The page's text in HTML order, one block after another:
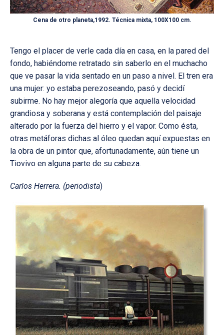
Cena de otro planeta,1992. Técnica mixta, 100X100 cm.
Tengo el placer de verle cada día en casa, en la pared del
fondo, habiéndome retratado sin saberlo en el muchacho
que ve pasar la vida sentado en un paso a nivel. El tren era
una mujer: yo estaba perezoseando, pasó y decidí
subirme. No hay mejor alegoría que aquella velocidad
grandiosa y soberana y está contemplación del paisaje
alterado por la fuerza del hierro y el vapor. Como ésta,
otras metáforas dichas al óleo quedan aquí expuestas en
la obra de un pintor que, afortunadamente, aún tiene un
Tiovivo en alguna parte de su cabeza.
Carlos Herrera. (periodista)